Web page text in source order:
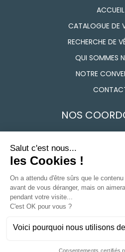
ACCUEIL
CATALOGUE DE
RECHERCHE DE
QUI SOMMES
NOTRE
NOS
7 Route des Frères
Du Lundi au vendredi
CONDITIONS
POLITIQUE DE